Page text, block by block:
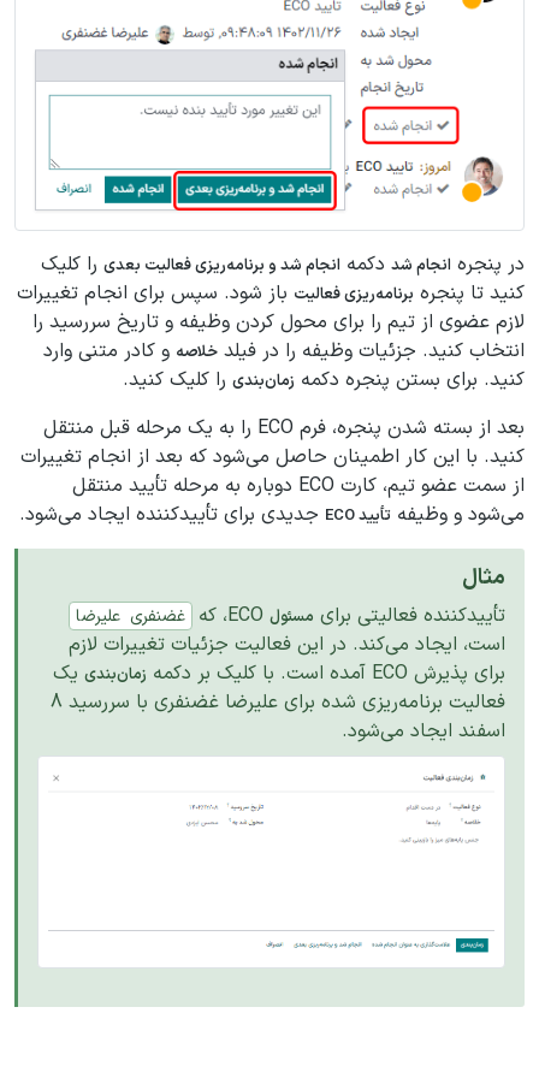
در پنجره انجام شد دکمه انجام شد و برنامه‌ریزی فعالیت بعدی را کلیک
کنید تا پنجره برنامه‌ریزی فعالیت باز شود. سپس برای انجام تغییرات
لازم عضوی از تیم را برای محول کردن وظیفه و تاریخ سررسید را
انتخاب کنید. جزئیات وظیفه را در فیلد خلاصه و کادر متنی وارد
کنید. برای بستن پنجره دکمه زمان‌بندی را کلیک کنید.
بعد از بسته شدن پنجره، فرم ECO را به یک مرحله قبل منتقل
کنید. با این کار اطمینان حاصل می‌شود که بعد از انجام تغییرات
از سمت عضو تیم، کارت ECO دوباره به مرحله تأیید منتقل
می‌شود و وظیفه تأیید ECO جدیدی برای تأییدکننده ایجاد می‌شود.
مثال
تأییدکننده فعالیتی برای مسئول علیرضا غضنفری
است، ایجاد می‌کند. در این فعالیت جزئیات تغییرات لازم
برای پذیرش ECO آمده است. با کلیک بر دکمه
زمان‌بندی یک
فعالیت برنامه‌ریزی شده برای علیرضا غضنفری با سررسید 8
اسفند ایجاد می‌شود.